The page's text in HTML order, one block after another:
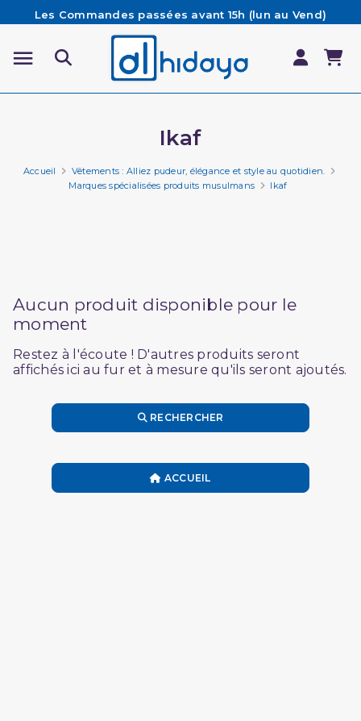
Les Commandes passées avant 15h (lun au Vend)
sont préparées et expédiées le jour même
Besoin d'aide ? Retrouvez notre FAQ
Livraison offerte à partir de 65€ d'achat*
Ikaf
Accueil
Vêtements : Alliez pudeur, élégance et style au quotidien.
Marques spécialisées produits musulmans
Ikaf
Aucun produit disponible pour le
moment
Restez à l'écoute ! D'autres produits seront
affichés ici au fur et à mesure qu'ils seront ajoutés.
RECHERCHER
ACCUEIL